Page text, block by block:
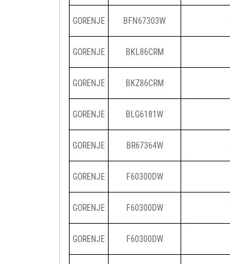
GORENJE BFN67303W
GORENJE BKL86CRM
GORENJE BKZ86CRM
GORENJE BLG6181W
GORENJE BR67364W
GORENJE F60300DW
GORENJE F60300DW
GORENJE F60300DW